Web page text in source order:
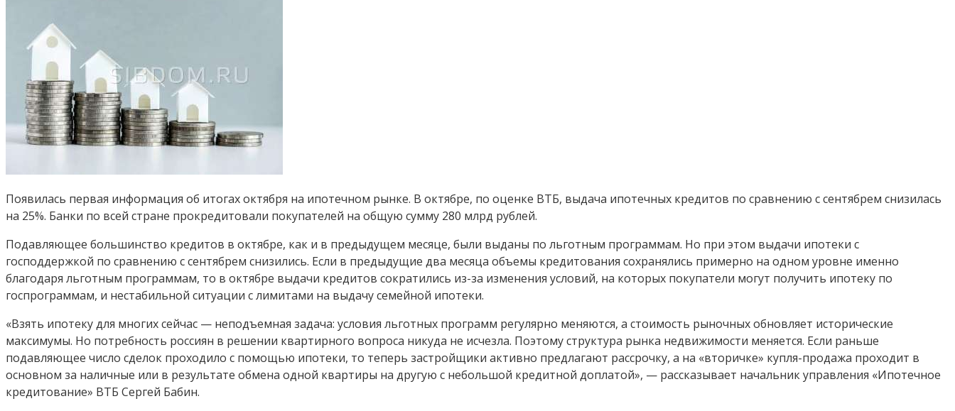
Появилась первая информация об итогах октября на ипотечном рынке. В октябре, по оценке ВТБ, выдача ипотечных кредитов по сравнению с сентябрем снизилась
на 25%. Банки по всей стране прокредитовали покупателей на общую сумму 280 млрд рублей.
Подавляющее большинство кредитов в октябре, как и в предыдущем месяце, были выданы по льготным программам. Но при этом выдачи ипотеки с
господдержкой по сравнению с сентябрем снизились. Если в предыдущие два месяца объемы кредитования сохранялись примерно на одном уровне именно
благодаря льготным программам, то в октябре выдачи кредитов сократились из-за изменения условий, на которых покупатели могут получить ипотеку по
госпрограммам, и нестабильной ситуации с лимитами на выдачу семейной ипотеки.
«Взять ипотеку для многих сейчас — неподъемная задача: условия льготных программ регулярно меняются, а стоимость рыночных обновляет исторические
максимумы. Но потребность россиян в решении квартирного вопроса никуда не исчезла. Поэтому структура рынка недвижимости меняется. Если раньше
подавляющее число сделок проходило с помощью ипотеки, то теперь застройщики активно предлагают рассрочку, а на «вторичке» купля-продажа проходит в
основном за наличные или в результате обмена одной квартиры на другую с небольшой кредитной доплатой», — рассказывает начальник управления «Ипотечное
кредитование» ВТБ Сергей Бабин.